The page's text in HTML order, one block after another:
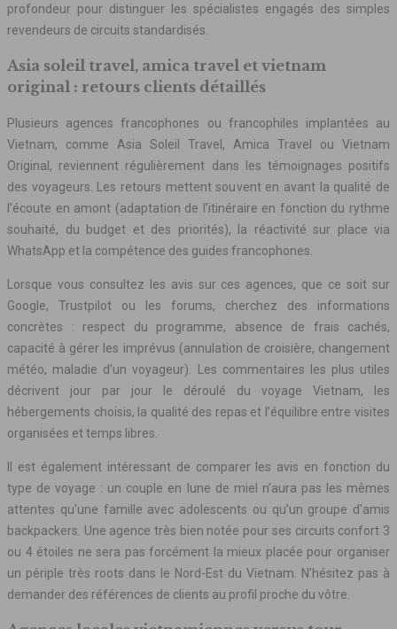
profondeur pour distinguer les spécialistes engagés des simples
revendeurs de circuits standardisés.
Asia soleil travel, amica travel et vietnam
original : retours clients détaillés
Plusieurs agences francophones ou francophiles implantées au
Vietnam, comme Asia Soleil Travel, Amica Travel ou Vietnam
Original, reviennent régulièrement dans les témoignages positifs
des voyageurs. Les retours mettent souvent en avant la qualité de
l’écoute en amont (adaptation de l’itinéraire en fonction du rythme
souhaité, du budget et des priorités), la réactivité sur place via
WhatsApp et la compétence des guides francophones.
Lorsque vous consultez les avis sur ces agences, que ce soit sur
Google, Trustpilot ou les forums, cherchez des informations
concrètes : respect du programme, absence de frais cachés,
capacité à gérer les imprévus (annulation de croisière, changement
météo, maladie d’un voyageur). Les commentaires les plus utiles
décrivent jour par jour le déroulé du voyage Vietnam, les
hébergements choisis, la qualité des repas et l’équilibre entre visites
organisées et temps libres.
Il est également intéressant de comparer les avis en fonction du
type de voyage : un couple en lune de miel n’aura pas les mêmes
attentes qu’une famille avec adolescents ou qu’un groupe d’amis
backpackers. Une agence très bien notée pour ses circuits confort 3
ou 4 étoiles ne sera pas forcément la mieux placée pour organiser
un périple très roots dans le Nord-Est du Vietnam. N’hésitez pas à
demander des références de clients au profil proche du vôtre.